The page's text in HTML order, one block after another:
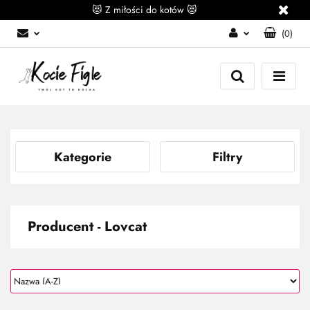
😻 Z miłości do kotów 😻
Zaloguj się
Załóż konto
(0)
Kategorie Filtry
Producent - Lovcat